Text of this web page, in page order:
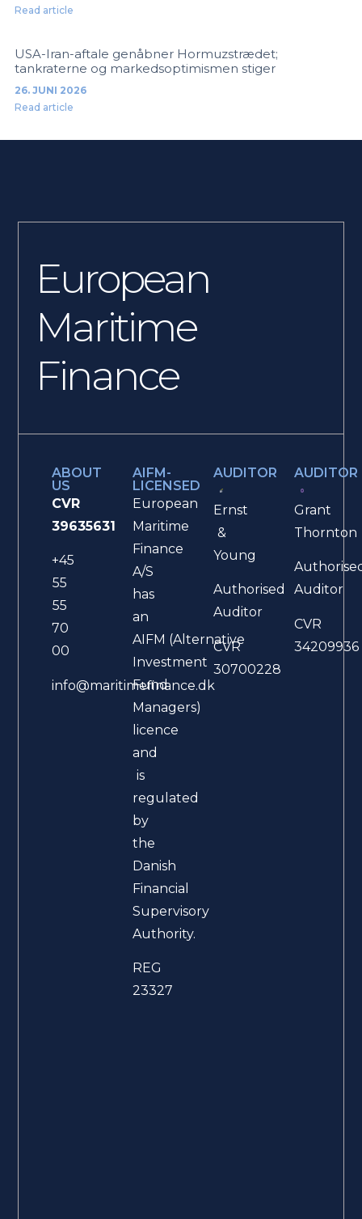
Read article
USA-Iran-aftale genåbner Hormuzstrædet;
tankraterne og markedsoptimismen stiger
26. JUNI 2026
Read article
European
Maritime
Finance
ABOUT
US
CVR
39635631
+45
55
55
70
00
info@maritimefinance.dk
AIFM-
LICENSED
European
Maritime
Finance
A/S
has
an
AIFM (Alternative
Investment
Fund
Managers)
licence
and
is
regulated
by
the
Danish
Financial
Supervisory
Authority.
REG
23327
AUDITOR
Ernst
&
Young
Authorised
Auditor
CVR
30700228
AUDITOR
Grant
Thornton
Auditor
CVR
34209936